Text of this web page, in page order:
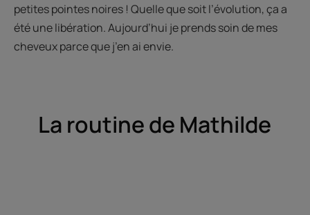
petites pointes noires ! Quelle que soit l’évolution, ça a
été une libération. Aujourd’hui je prends soin de mes
cheveux parce que j’en ai envie.
La routine de Mathilde